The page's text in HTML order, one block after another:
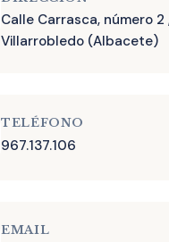
Calle Carrasca, número
Villarrobledo (Albacete)
TELÉFONO
967.137.106
EMAIL